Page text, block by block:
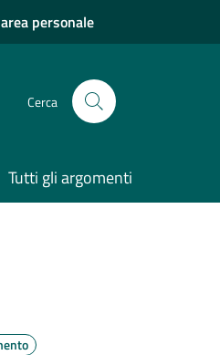
personale
Cerca
Tutti gli argomenti